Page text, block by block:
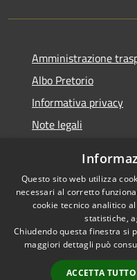
Amministrazione
Albo Pretorio
Informativa privacy
Note legali
Whisteblowing
RSS
Accessibilità
Questo sito web utilizza
necessari al corretto
cookie tecnico analitico
statistiche,
Chiudendo questa finestra si
maggiori dettagli può
ACCETTA TUTTO